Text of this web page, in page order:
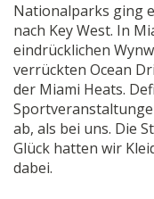
Nationalparks ging
nach Key West. In
eindrücklichen
verrückten Ocean
der Miami Heats.
ab, als bei uns. Die
Glück hatten wir
dabei.